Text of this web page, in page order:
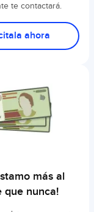
te contactará.
ahora
más al
que nunca!